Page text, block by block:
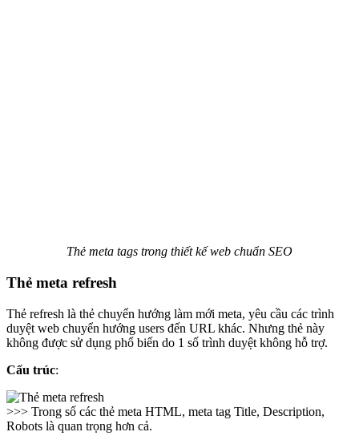
Thẻ meta tags trong thiết kế web chuẩn SEO
Thẻ meta refresh
Thẻ refresh là thẻ chuyển hướng làm mới meta, yêu cầu các trình
duyệt web chuyển hướng users đến URL khác. Nhưng thẻ này
không được sử dụng phổ biến do 1 số trình duyệt không hỗ trợ.
Cấu trúc:
>>> Trong số các thẻ meta HTML, meta tag Title, Description,
Robots là quan trọng hơn cả.